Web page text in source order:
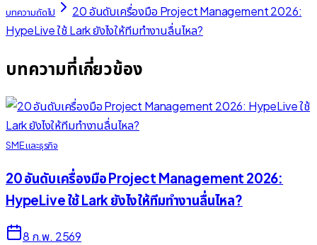
บทความถัดไป
20 อันดับเครื่องมือ Project Management 2026:
HypeLive ใช้ Lark ยังไงให้ทีมทำงานลื่นไหล?
บทความที่เกี่ยวข้อง
SME และธุรกิจ
20 อันดับเครื่องมือ Project Management 2026:
HypeLive ใช้ Lark ยังไงให้ทีมทำงานลื่นไหล?
8 ก.พ. 2569